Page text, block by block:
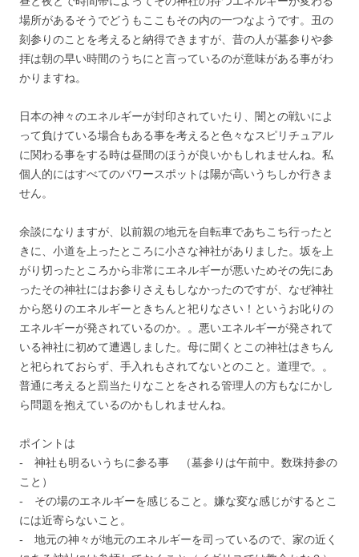
場所があるそうでどうもここもその内の一つなようです。丑の
刻参りのことを考えると納得できますが、昔の人が墓参りや参
拝は朝の早い時間のうちにと言っているのが意味がある事がわ
かりますね。
日本の神々のエネルギーが封印されていたり、闇との戦いによ
って負けている場合もある事を考えると色々なスピリチュアル
に関わる事をする時は昼間のほうが良いかもしれませんね。私
個人的にはすべてのパワースポットは陽が高いうちしか行きま
せん。
余談になりますが、以前親の地元を自転車であちこち行ったと
きに、小道を上ったところに小さな神社がありました。坂を上
がり切ったところから非常にエネルギーが悪いためその先にあ
ったその神社にはお参りさえもしなかったのですが、なぜ神社
から怒りのエネルギーときちんと祀りなさい！というお叱りの
エネルギーが発されているのか。。悪いエネルギーが発されて
いる神社に初めて遭遇しました。母に聞くとこの神社はきちん
と祀られておらず、手入れもされてないとのこと。道理で。。
普通に考えると罰当たりなことをされる管理人の方もなにかし
ら問題を抱えているのかもしれませんね。
ポイントは
- 神社も明るいうちに参る事 （墓参りは午前中。数珠持参の
こと）
- その場のエネルギーを感じること。嫌な変な感じがするとこ
には近寄らないこと。
- 地元の神々が地元のエネルギーを司っているので、家の近く